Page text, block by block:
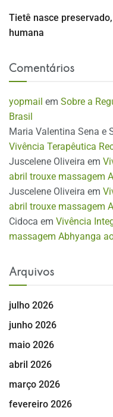
Tietê nasce
humana
Comentários
yopmail em Sobre a
Brasil
Maria Valentina Sena e
Vivência Terapêutica
Juscelene Oliveira em
abril trouxe massagem
Juscelene Oliveira em
abril trouxe massagem
Cidoca em Vivência
massagem Abhyanga
Arquivos
julho 2026
junho 2026
maio 2026
abril 2026
março 2026
fevereiro 2026